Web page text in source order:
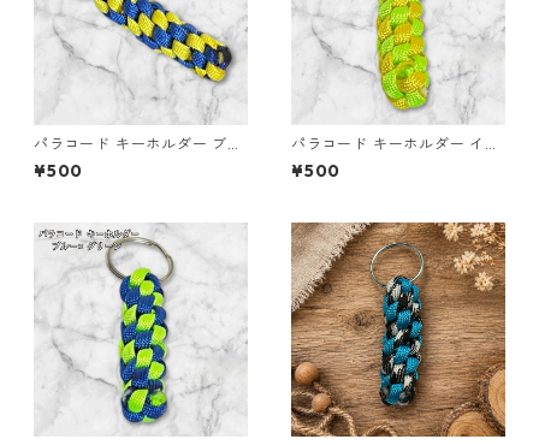
パラコード キーホルダー ブル
ー イエロー 編み込み s32
¥500
パラコード キーホルダー イエ
ロー ライトグリーン 編み込み
s37 アウトドア
¥500